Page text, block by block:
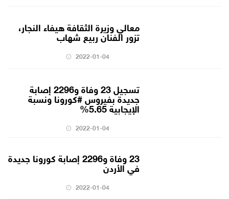
معالي وزيرة الثقافة هيفاء النجار،
تزور الفنان ربيع شهاب
2022-01-04
تسجيل 23 وفاة و2296 إصابة
جديدة بفيروس #كورونا ونسبة
الإيجابية 5.65%
2022-01-04
23 وفاة و2296 إصابة كورونا جديدة
في الأردن
2022-01-04